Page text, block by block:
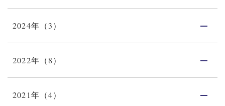
2024年（3）
2022年（8）
2021年（4）